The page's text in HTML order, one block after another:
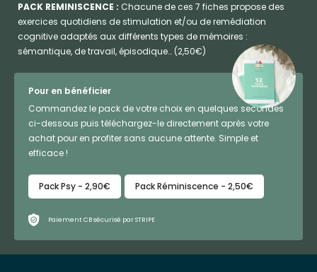
PACK REMINISCENCE : Chacune de ces 7 fiches propose des
exercices quotidiens de stimulation et/ou de remédiation
cognitive adaptés aux différents types de mémoires :
sémantique, de travail, épisodique… (2,50€)
Pour en bénéficier
Commandez le pack de votre choix en quelques secondes
ci-dessous puis téléchargez-le directement après votre
achat pour en profiter sans aucune attente. Simple et
efficace !
Pack Psy - 2,90€ Pack Réminiscence - 2,50€
Paiement CB sécurisé par STRIPE